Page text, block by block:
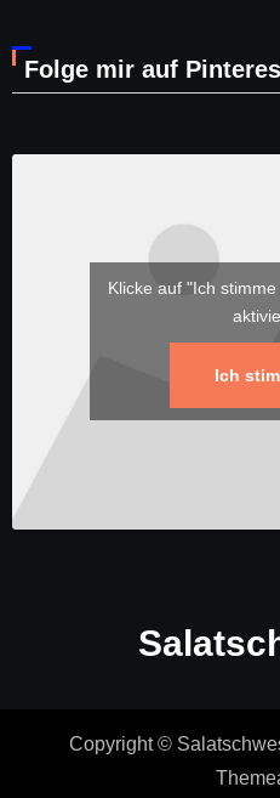
Folge mir auf
Klicke auf "Ich
Ich
Copyright ©